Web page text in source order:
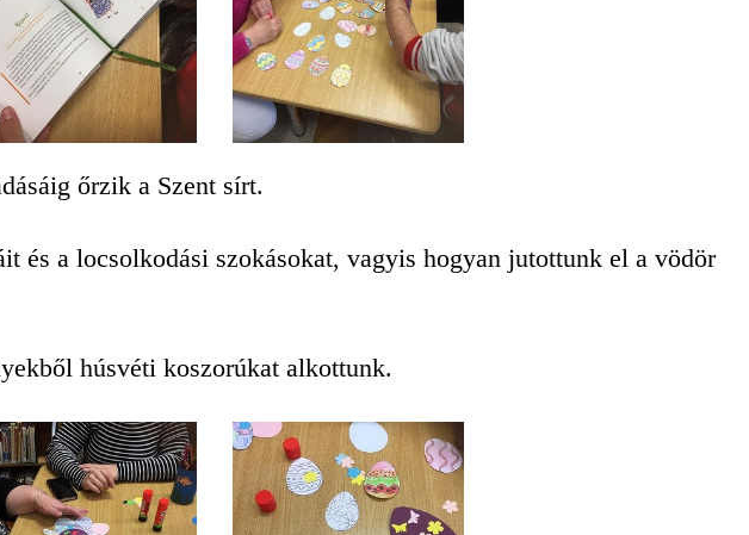
őrzik a Szent sírt.
és a locsolkodási szokásokat, vagyis hogyan jutottunk el a vödör
húsvéti koszorúkat alkottunk.